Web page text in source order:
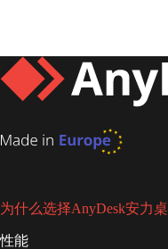
为什么选择AnyDesk安力桌
性能